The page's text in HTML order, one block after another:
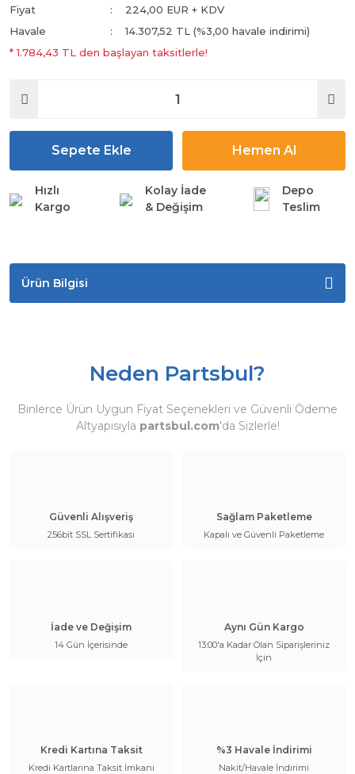
Fiyat
224,00 EUR + KDV
Havale
14.307,52 TL (%3,00 havale indirimi)
* 1.784,43 TL den başlayan taksitlerle!
Sepete Ekle Hemen Al
Hızlı
Kargo
Kolay İade
& Değişim
Depo
Teslim
Ürün Bilgisi
Neden Partsbul?
Binlerce Ürün Uygun Fiyat Seçenekleri ve Güvenli Ödeme
Altyapısıyla partsbul.com'da Sizlerle!
Güvenli Alışveriş
256bit SSL Sertifikası
Sağlam Paketleme
Kapalı ve Güvenli Paketleme
İade ve Değişim
14 Gün İçerisinde
Aynı Gün Kargo
13:00'a Kadar Olan Siparişleriniz
İçin
Kredi Kartına Taksit
Kredi Kartlarına Taksit İmkanı
%3 Havale İndirimi
Nakit/Havale İndirimi